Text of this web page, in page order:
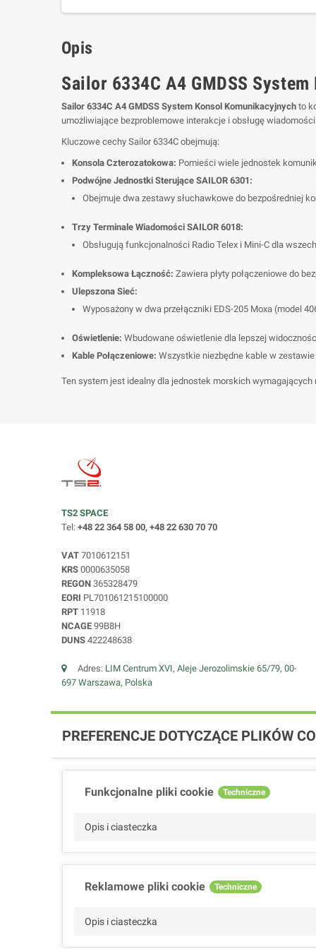
Opis
Sailor 6334C A4 GMDSS
Sailor 6334C A4 GMDSS System Konsol Komunikacyjnych to
umożliwiające bezproblemowe interakcje i obsługę
Kluczowe cechy Sailor 6334C obejmują:
Konsola Czterozatokowa: Pomieści wiele jednostek
Podwójne Jednostki Sterujące SAILOR 6301:
Obejmuje dwa zestawy słuchawkowe do bezpośredniej
Trzy Terminale Wiadomości SAILOR 6018:
Obsługują funkcjonalności Radio Telex i Mini-C dla
Kompleksowa Łączność: Zawiera płyty połączeniowe do
Ulepszona Sieć:
Wyposażony w dwa przełączniki EDS-205 Moxa (model
Oświetlenie: Wbudowane oświetlenie dla lepszej
Kable Połączeniowe: Wszystkie niezbędne kable w
Ten system jest idealny dla jednostek morskich
TS2 SPACE
Tel: +48 22 364 58 00, +48 22 630 70 70
VAT 7010612151
KRS 0000635058
REGON 365328479
EORI PL701061215100000
RPT 11918
NCAGE 99B8H
DUNS 422248638
Adres: LIM Centrum XVI, Aleje Jerozolimskie 65/79, 00-
697 Warszawa, Polska
PREFERENCJE DOTYCZĄCE PLIKÓW
Funkcjonalne pliki cookie Techniczne
Opis i ciasteczka
Reklamowe pliki cookie Techniczne
Opis i ciasteczka